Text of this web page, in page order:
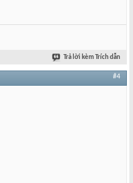
Trả lời kèm Trích dẫn
#4